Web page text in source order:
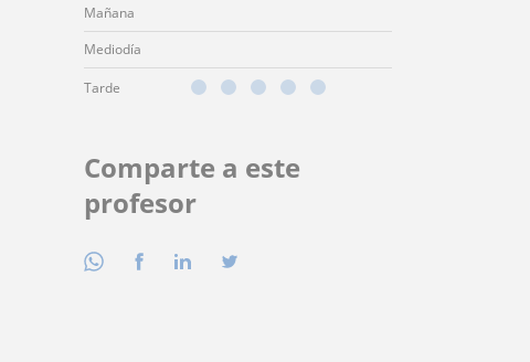
Mañana
Mediodía
Tarde
Comparte a este
profesor